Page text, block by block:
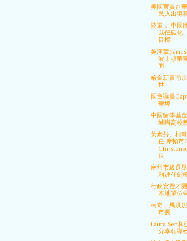
美國官員進
民入出境
陸軍： 中國
以低碳化
目標
吳漢章
波士頓華
面
哈金新書南
世
國會議員
華埠
中國留學基
城辦高校
黃素芬、柯
任 摩頓市
長
麻州市級選
利連任劍
行政宴攬才
本地單位
柯奇、馬洪
市長
Laura Sen和
分享領導